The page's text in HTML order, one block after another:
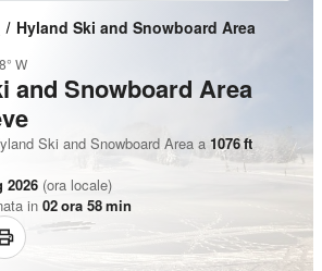
Hyland Ski and Snowboard Area
W
and Snowboard Area
Ski and Snowboard Area a 1076ft
2026 (ora locale)
in 02ora 58min